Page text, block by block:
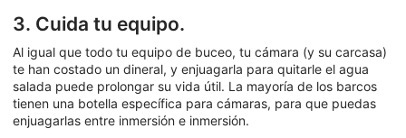
3. Cuida tu equipo.
Al igual que todo tu equipo de buceo, tu cámara (y su carcasa)
te han costado un dineral, y enjuagarla para quitarle el agua
salada puede prolongar su vida útil. La mayoría de los barcos
tienen una botella específica para cámaras, para que puedas
enjuagarlas entre inmersión e inmersión.